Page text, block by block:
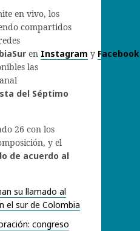
en vivo, los
compartidos
en Instagram y Facebook
las
del Séptimo
26 con los
y el
de acuerdo al
su llamado al
el sur de Colombia
congreso